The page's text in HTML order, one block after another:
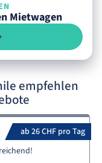
Mietwagen
empfehlen
ab 26 CHF pro Tag